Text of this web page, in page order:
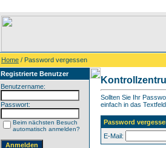
Home / Password vergessen
Registrierte Benutzer
Benutzername:
Passwort:
Beim nächsten Besuch
automatisch anmelden?
Sollten Sie Ihr
einfach in das
Password
E-Mail: